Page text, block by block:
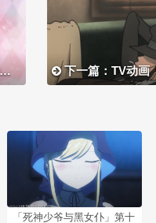
下一篇：TV动画「鲁
「死神少爷与黑女仆」第十